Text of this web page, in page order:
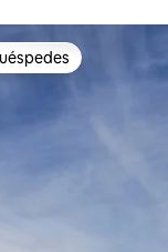
preferido